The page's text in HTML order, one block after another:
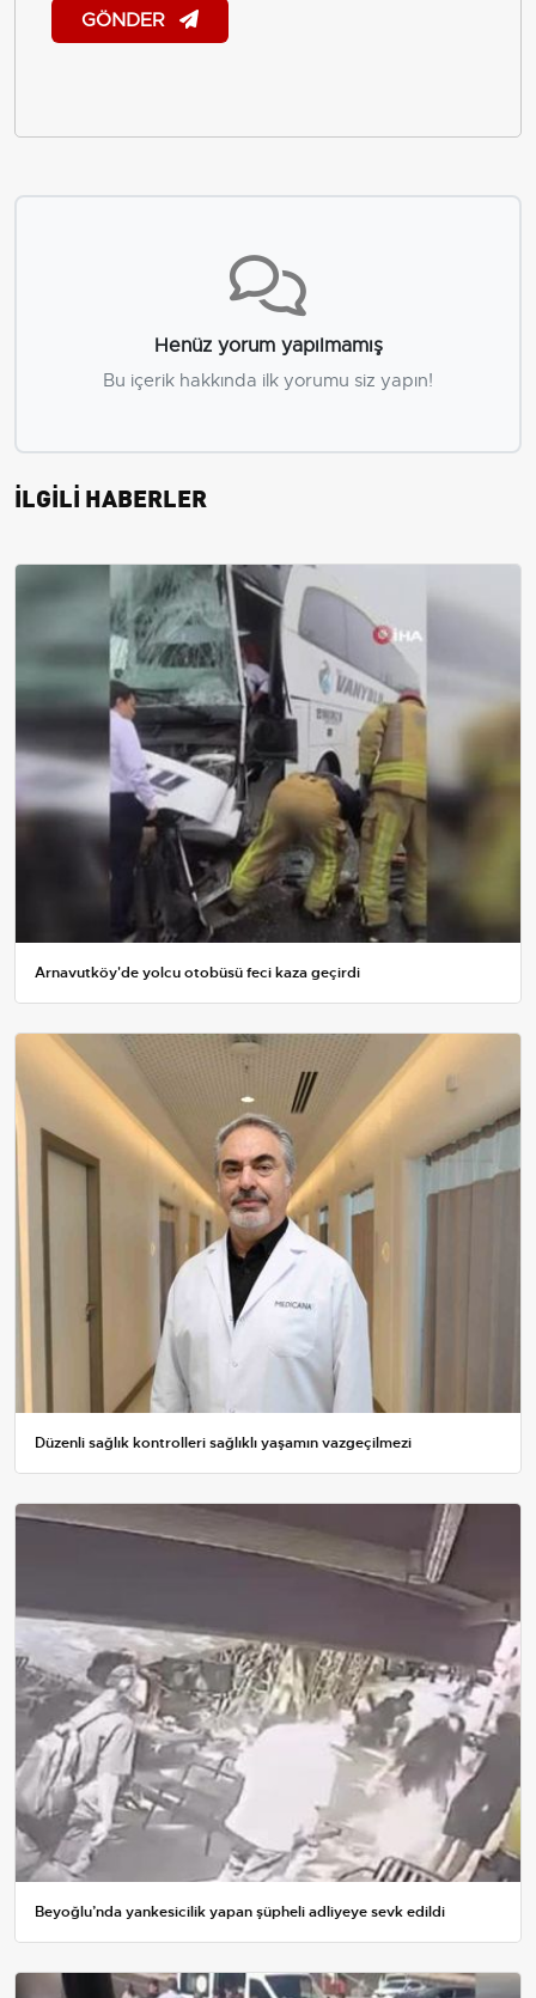
GÖNDER
Henüz yorum yapılmamış
Bu içerik hakkında ilk yorumu siz yapın!
İLGİLİ HABERLER
Arnavutköy'de yolcu otobüsü feci kaza geçirdi
Düzenli sağlık kontrolleri sağlıklı yaşamın vazgeçilmezi
Beyoğlu’nda yankesicilik yapan şüpheli adliyeye sevk edildi